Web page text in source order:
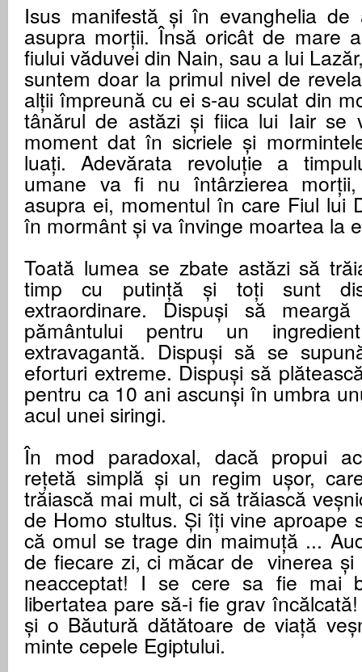
Isus manifestă și în evanghelia de
asupra morții. Însă oricât de mare
fiului văduvei din Nain, sau a lui
suntem doar la primul nivel de
alții împreună cu ei s-au sculat din
tânărul de astăzi și fiica lui Iair se
moment dat în sicriele și
luați. Adevărata revoluție a
umane va fi nu întârzierea
asupra ei, momentul în care Fiul lui
în mormânt și va învinge moartea la
Toată lumea se zbate astăzi să
timp cu putință și toți sunt
extraordinare. Dispuși să
pământului pentru un
extravagantă. Dispuși să se
eforturi extreme. Dispuși să
pentru ca 10 ani ascunși în umbra
acul unei siringi.
În mod paradoxal, dacă propui
rețetă simplă și un regim ușor,
trăiască mai mult, ci să trăiască
de Homo stultus. Și îți vine aproape
că omul se trage din maimuță ...
de fiecare zi, ci măcar de vinerea și
neacceptat! I se cere sa fie mai
libertatea pare să-i fie grav
și o Băutură dătătoare de viață
minte cepele Egiptului.